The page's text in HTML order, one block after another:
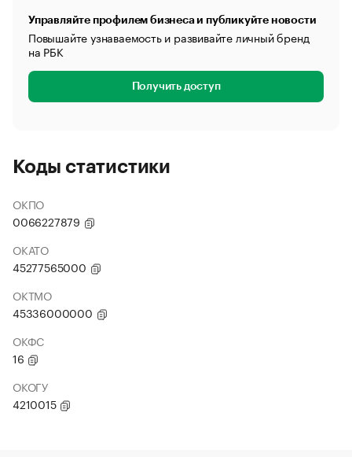
Управляйте профилем бизнеса и публикуйте новости
Повышайте узнаваемость и развивайте личный бренд
на РБК
Получить доступ
Коды статистики
ОКПО
0066227879
ОКАТО
45277565000
ОКТМО
45336000000
ОКФС
16
ОКОГУ
4210015